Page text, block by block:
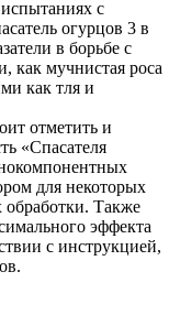
с
огурцов 3 в
в борьбе с
как мучнистая роса
как тля и
отметить и
«Спасателя
для некоторых
обработки. Также
эффекта
с инструкцией,